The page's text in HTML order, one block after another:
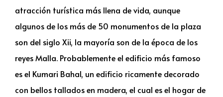
atracción turística más llena de vida, aunque
algunos de los más de 50 monumentos de la plaza
son del siglo Xii, la mayoría son de la época de los
reyes Malla. Probablemente el edificio más famoso
es el Kumari Bahal, un edificio ricamente decorado
con bellos tallados en madera, el cual es el hogar de